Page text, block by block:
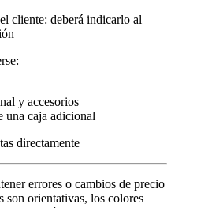
cliente: deberá indicarlo al
y accesorios
una caja adicional
directamente
errores o cambios de precio
son orientativas, los colores